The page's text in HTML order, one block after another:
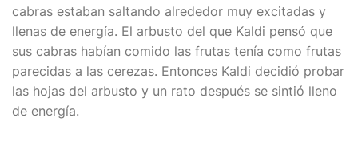
cabras estaban saltando alrededor muy excitadas y
llenas de energía. El arbusto del que Kaldi pensó que
sus cabras habían comido las frutas tenía como frutas
parecidas a las cerezas. Entonces Kaldi decidió probar
las hojas del arbusto y un rato después se sintió lleno
de energía.